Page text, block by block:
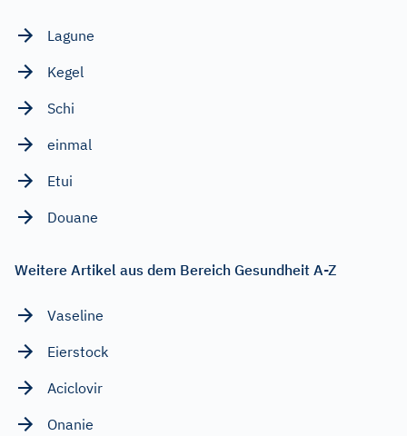
Lagune
Kegel
Schi
einmal
Etui
Douane
Weitere Artikel aus dem Bereich Gesundheit A-Z
Vaseline
Eierstock
Aciclovir
Onanie